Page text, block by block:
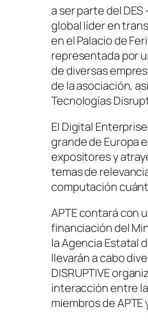
a ser parte del
global líder en
en el Palacio de
representada por
de diversas
de la asociación,
Tecnologías
El Digital
grande de Europa
expositores y
temas de
computación
APTE contará con
financiación del
la Agencia Estatal
llevarán a cabo
DISRUPTIVE
interacción entre
miembros de